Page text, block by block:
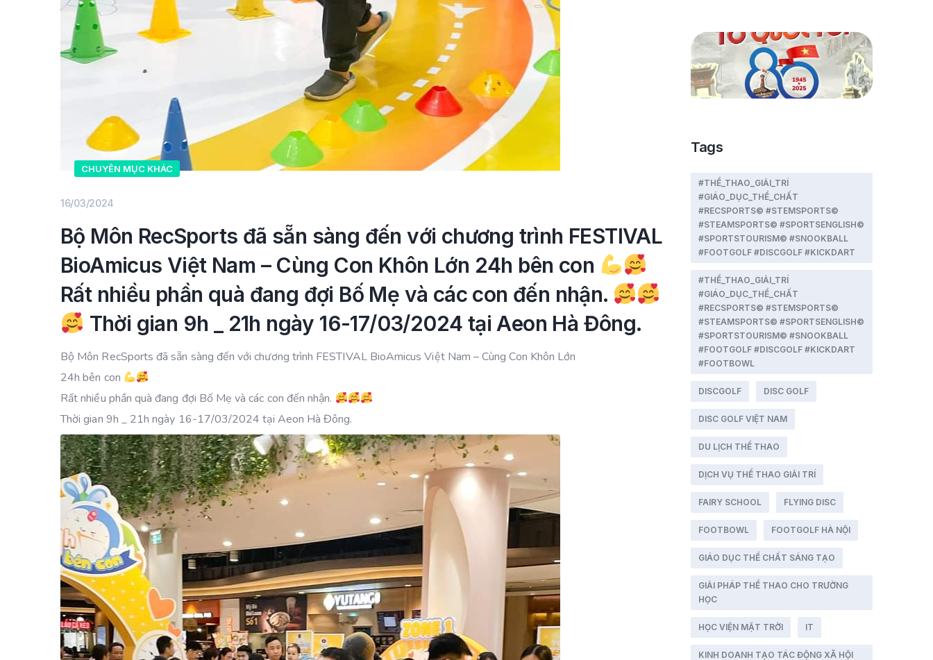
CHUYÊN MỤC KHÁC
16/03/2024
Bộ Môn RecSports đã sẵn sàng đến với chương trình FESTIVAL
BioAmicus Việt Nam – Cùng Con Khôn Lớn 24h bên con
Rất nhiều phần quà đang đợi Bố Mẹ và các con đến nhận.
Thời gian 9h _ 21h ngày 16-17/03/2024 tại Aeon Hà Đông.
Bộ Môn RecSports đã sẵn sàng đến với chương trình FESTIVAL BioAmicus Việt Nam – Cùng Con Khôn Lớn
24h bên con
Rất nhiều phần quà đang đợi Bố Mẹ và các con đến nhận.
Thời gian 9h _ 21h ngày 16-17/03/2024 tại Aeon Hà Đông.
Tags
#THỂ_THAO_GIẢI_TRÍ
#GIÁO_DỤC_THỂ_CHẤT
#RECSPORTS© #STEMSPORTS©
#STEAMSPORTS© #SPORTSENGLISH©
#SPORTSTOURISM© #SNOOKBALL
#FOOTGOLF #DISCGOLF #KICKDART
#THỂ_THAO_GIẢI_TRÍ
#GIÁO_DỤC_THỂ_CHẤT
#RECSPORTS© #STEMSPORTS©
#STEAMSPORTS© #SPORTSENGLISH©
#SPORTSTOURISM© #SNOOKBALL
#FOOTGOLF #DISCGOLF #KICKDART
#FOOTBOWL
DISCGOLF DISC GOLF
DISC GOLF VIỆT NAM
DU LỊCH THỂ THAO
DỊCH VỤ THỂ THAO GIẢI TRÍ
FAIRY SCHOOL FLYING DISC
FOOTBOWL FOOTGOLF HÀ NỘI
GIÁO DỤC THỂ CHẤT SÁNG TẠO
GIẢI PHÁP THỂ THAO CHO TRƯỜNG
HỌC
HỌC VIỆN MẶT TRỜI IT
KINH DOANH TẠO TÁC ĐỘNG XÃ HỘI